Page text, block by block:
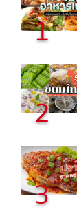
1
2
3